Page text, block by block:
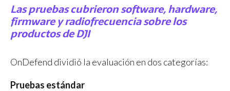
Las pruebas cubrieron software, hardware,
firmware y radiofrecuencia sobre los
productos de DJI
OnDefend dividió la evaluación en dos categorías:
Pruebas estándar